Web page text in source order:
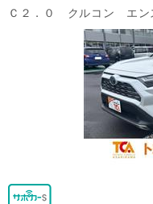
Ｃ２．０ クルコン エ